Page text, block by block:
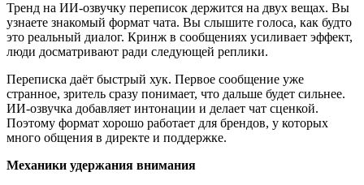
Тренд на ИИ-озвучку переписок держится на двух вещах. Вы
узнаете знакомый формат чата. Вы слышите голоса, как будто
это реальный диалог. Кринж в сообщениях усиливает эффект,
люди досматривают ради следующей реплики.
Переписка даёт быстрый хук. Первое сообщение уже
странное, зритель сразу понимает, что дальше будет сильнее.
ИИ-озвучка добавляет интонации и делает чат сценкой.
Поэтому формат хорошо работает для брендов, у которых
много общения в директе и поддержке.
Механики удержания внимания